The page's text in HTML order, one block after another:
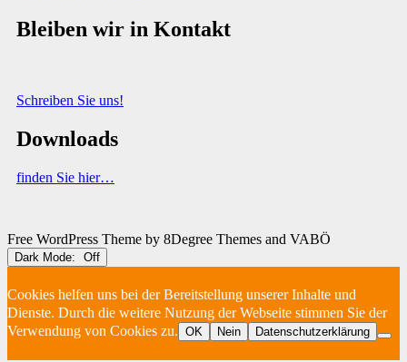
Bleiben wir in Kontakt
Schreiben Sie uns!
Downloads
finden Sie hier…
Free WordPress Theme by 8Degree Themes and VABÖ
Dark Mode:
Cookies helfen uns bei der Bereitstellung unserer Inhalte und
Dienste. Durch die weitere Nutzung der Webseite stimmen Sie der
Verwendung von Cookies zu. OK Nein Datenschutzerklärung